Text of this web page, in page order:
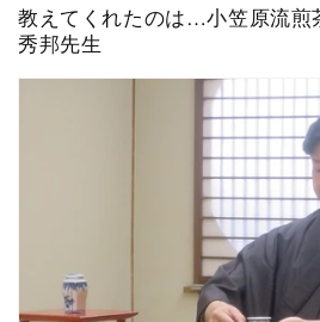
教えてくれたのは…小笠原流煎
秀邦先生